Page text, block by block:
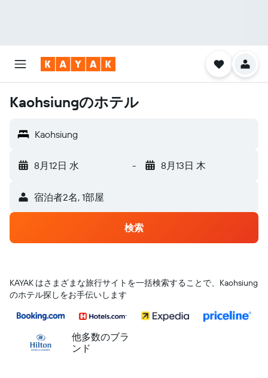
Kaohsiungのホテル
Kaohsiung
8月12日 水 - 8月13日 木
宿泊者2名, 1​部屋
検索
KAYAK はさまざまな旅行サイトを一括検索することで、Kaohsiung
のホテル探しをお手伝いします
他多数のブラ
ンド